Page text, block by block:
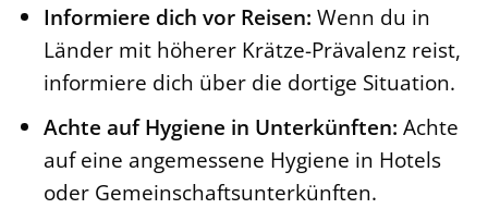
Informiere dich vor Reisen: Wenn du in
Länder mit höherer Krätze-Prävalenz reist,
informiere dich über die dortige Situation.
Achte auf Hygiene in Unterkünften: Achte
auf eine angemessene Hygiene in Hotels
oder Gemeinschaftsunterkünften.